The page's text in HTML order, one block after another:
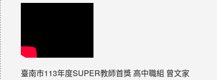
臺南市113年度SUPER教師首獎 高中職組 曾文家